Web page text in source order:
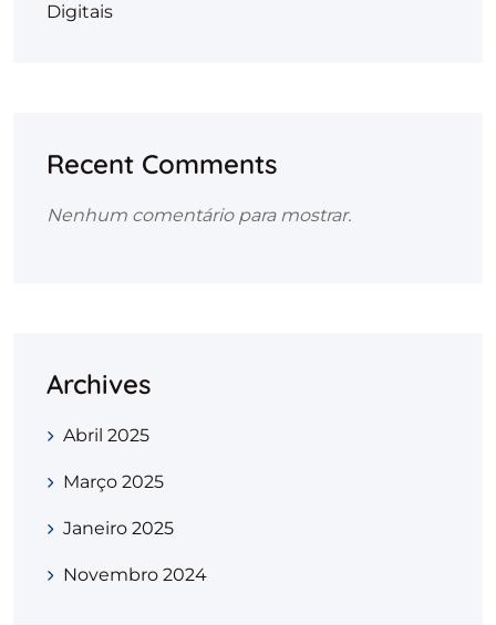
Digitais
Recent Comments
Nenhum comentário para mostrar.
Archives
Abril 2025
Março 2025
Janeiro 2025
Novembro 2024